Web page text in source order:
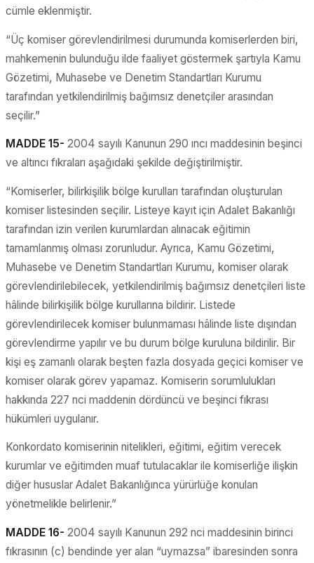
cümle eklenmiştir.
“Üç komiser görevlendirilmesi durumunda komiserlerden biri,
mahkemenin bulunduğu ilde faaliyet göstermek şartıyla Kamu
Gözetimi, Muhasebe ve Denetim Standartları Kurumu
tarafından yetkilendirilmiş bağımsız denetçiler arasından
seçilir.”
MADDE 15- 2004 sayılı Kanunun 290 ıncı maddesinin beşinci
ve altıncı fıkraları aşağıdaki şekilde değiştirilmiştir.
“Komiserler, bilirkişilik bölge kurulları tarafından oluşturulan
komiser listesinden seçilir. Listeye kayıt için Adalet Bakanlığı
tarafından izin verilen kurumlardan alınacak eğitimin
tamamlanmış olması zorunludur. Ayrıca, Kamu Gözetimi,
Muhasebe ve Denetim Standartları Kurumu, komiser olarak
görevlendirilebilecek, yetkilendirilmiş bağımsız denetçileri liste
hâlinde bilirkişilik bölge kurullarına bildirir. Listede
görevlendirilecek komiser bulunmaması hâlinde liste dışından
görevlendirme yapılır ve bu durum bölge kuruluna bildirilir. Bir
kişi eş zamanlı olarak beşten fazla dosyada geçici komiser ve
komiser olarak görev yapamaz. Komiserin sorumlulukları
hakkında 227 nci maddenin dördüncü ve beşinci fıkrası
hükümleri uygulanır.
Konkordato komiserinin nitelikleri, eğitimi, eğitim verecek
kurumlar ve eğitimden muaf tutulacaklar ile komiserliğe ilişkin
diğer hususlar Adalet Bakanlığınca yürürlüğe konulan
yönetmelikle belirlenir.”
MADDE 16- 2004 sayılı Kanunun 292 nci maddesinin birinci
fıkrasının (c) bendinde yer alan “uymazsa” ibaresinden sonra